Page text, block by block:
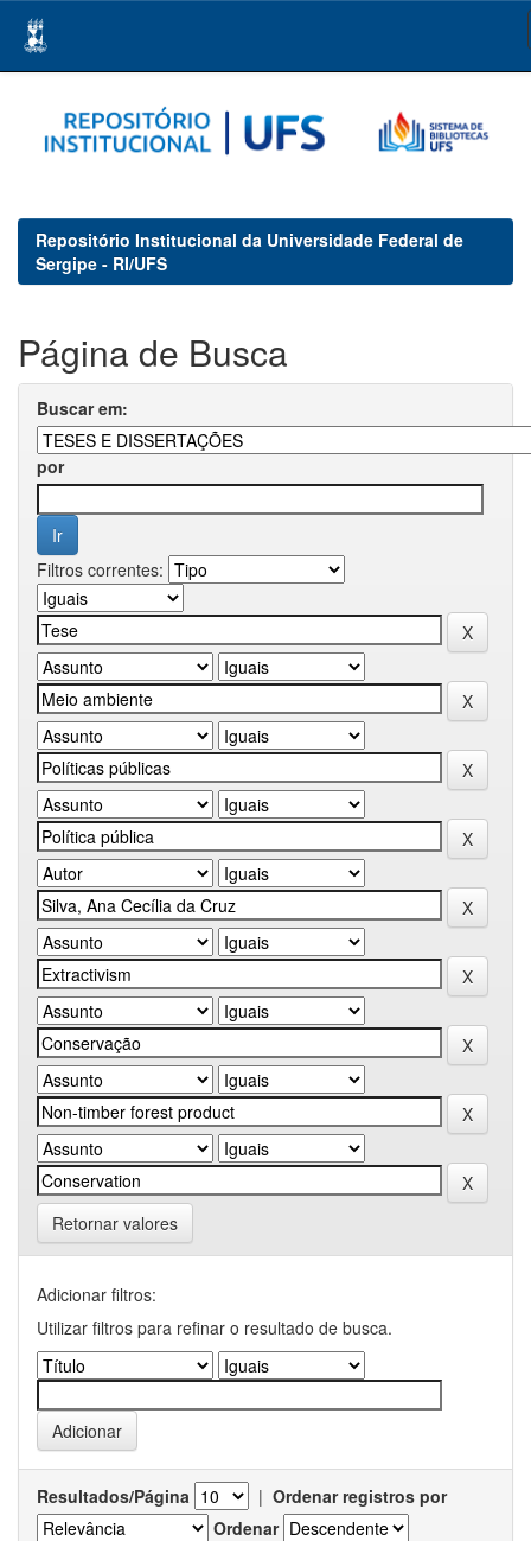
navigation
Repositório Institucional da Universidade Federal de
Sergipe - RI/UFS
Página de Busca
Buscar em:
por
Filtros correntes:
Retornar valores
Adicionar filtros:
Utilizar filtros para refinar o resultado de busca.
Resultados/Página | Ordenar registros por
Ordenar